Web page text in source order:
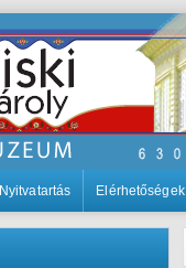
Nyitvatartás Elérhetőségek